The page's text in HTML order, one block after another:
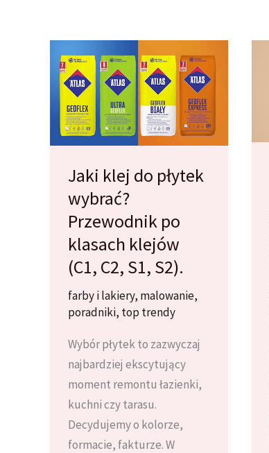
Jaki klej do płytek
wybrać?
Przewodnik po
klasach klejów
(C1, C2, S1, S2).
farby i lakiery, malowanie,
poradniki, top trendy
Wybór płytek to zazwyczaj
najbardziej ekscytujący
moment remontu łazienki,
kuchni czy tarasu.
Decydujemy o kolorze,
formacie, fakturze. W